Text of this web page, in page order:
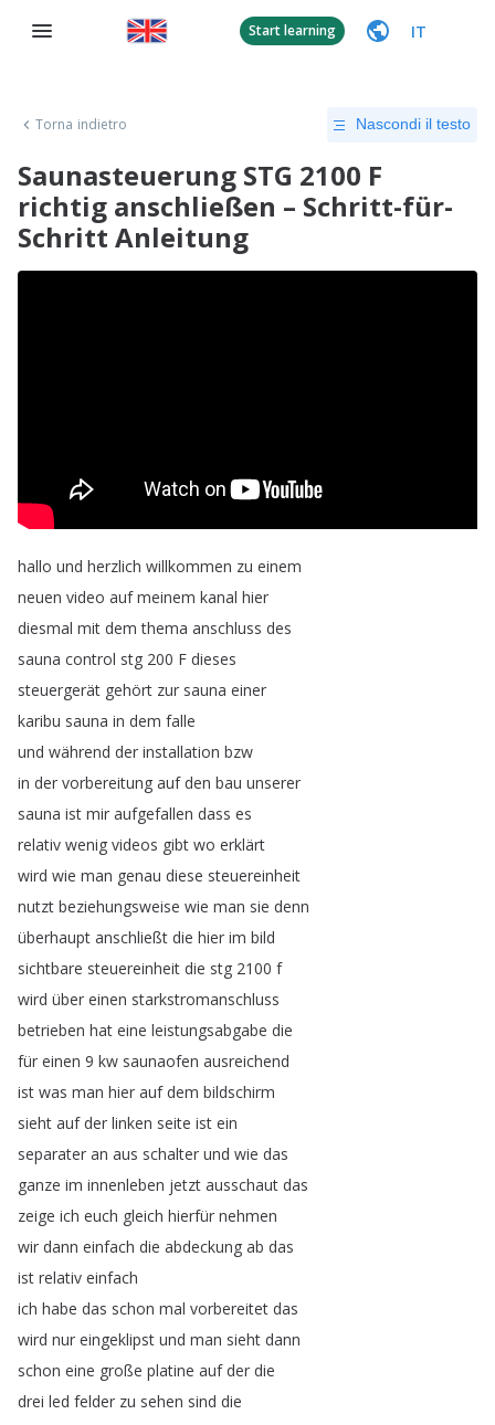
Start learning IT
Torna indietro Nascondi il testo
Saunasteuerung STG 2100 F
richtig anschließen – Schritt-für-
Schritt Anleitung
hallo und herzlich willkommen zu einem
neuen video auf meinem kanal hier
diesmal mit dem thema anschluss des
sauna control stg 200 F dieses
steuergerät gehört zur sauna einer
karibu sauna in dem falle
und während der installation bzw
in der vorbereitung auf den bau unserer
sauna ist mir aufgefallen dass es
relativ wenig videos gibt wo erklärt
wird wie man genau diese steuereinheit
nutzt beziehungsweise wie man sie denn
überhaupt anschließt die hier im bild
sichtbare steuereinheit die stg 2100 f
wird über einen starkstromanschluss
betrieben hat eine leistungsabgabe die
für einen 9 kw saunaofen ausreichend
ist was man hier auf dem bildschirm
sieht auf der linken seite ist ein
separater an aus schalter und wie das
ganze im innenleben jetzt ausschaut das
zeige ich euch gleich hierfür nehmen
wir dann einfach die abdeckung ab das
ist relativ einfach
ich habe das schon mal vorbereitet das
wird nur eingeklipst und man sieht dann
schon eine große platine auf der die
drei led felder zu sehen sind die